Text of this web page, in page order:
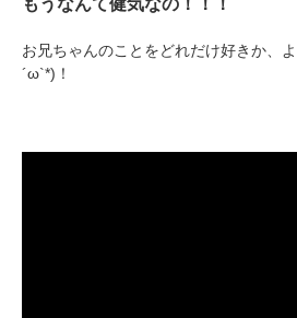
もうなんて健気なの！！！
お兄ちゃんのことをどれだけ好きか、
´ω`*)！